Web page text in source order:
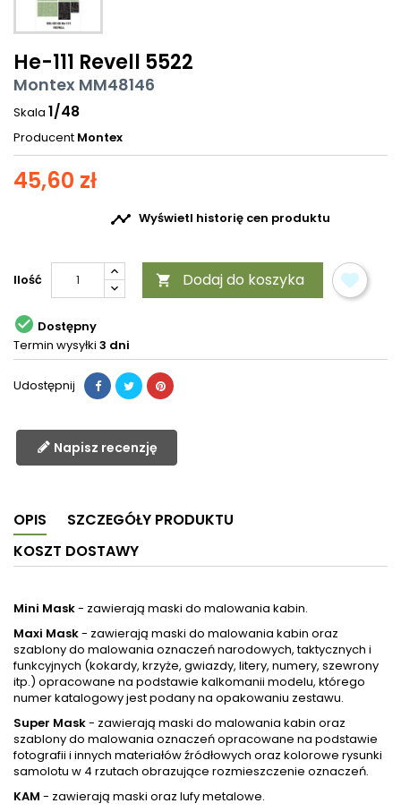
He-111 Revell 5522
Montex MM48146
Skala 1/48
Producent Montex
45,60 zł
 Wyświetl historię cen produktu
Ilość  Dodaj do koszyka
 Dostępny
Termin wysyłki 3 dni
Udostępnij
Napisz recenzję
OPIS
SZCZEGÓŁY PRODUKTU
KOSZT DOSTAWY
Mini Mask- zawierają maski do malowania kabin.
Maxi Mask- zawierają maski do malowania kabin oraz
szablony do malowania oznaczeń narodowych, taktycznych i
funkcyjnych (kokardy, krzyże, gwiazdy, litery, numery, szewrony
itp.) opracowane na podstawie kalkomanii modelu, którego
numer katalogowy jest podany na opakowaniu zestawu.
Super Mask- zawierają maski do malowania kabin oraz
szablony do malowania oznaczeń opracowane na podstawie
fotografii i innych materiałów źródłowych oraz kolorowe rysunki
samolotu w 4 rzutach obrazujące rozmieszczenie oznaczeń.
KAM - zawierają maski oraz lufy metalowe.